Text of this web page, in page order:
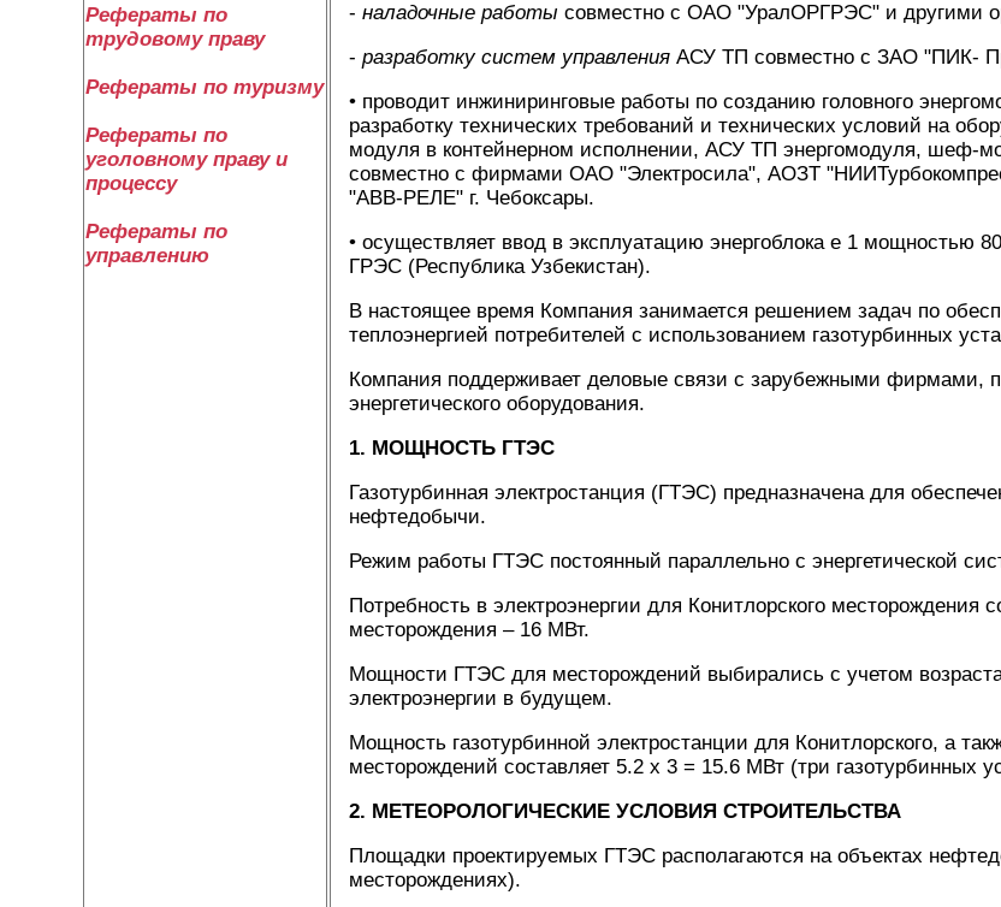
Рефераты по
трудовому праву
Рефераты по туризму
Рефераты по
уголовному праву и
процессу
Рефераты по
управлению
- наладочные работы совместно с ОАО "УралОРГРЭС" и другими
- разработку систем управления АСУ ТП совместно с ЗАО "ПИК-
• проводит инжиниринговые работы по созданию головного
разработку технических требований и технических условий на
модуля в контейнерном исполнении, АСУ ТП энергомодуля, шеф-
совместно с фирмами ОАО "Электросила", АОЗТ
"АВВ-РЕЛЕ" г. Чебоксары.
• осуществляет ввод в эксплуатацию энергоблока е 1 мощностью
ГРЭС (Республика Узбекистан).
В настоящее время Компания занимается решением задач по
теплоэнергией потребителей с использованием газотурбинных
Компания поддерживает деловые связи с зарубежными фирмами,
энергетического оборудования.
1. МОЩНОСТЬ ГТЭС
Газотурбинная электростанция (ГТЭС) предназначена для
нефтедобычи.
Режим работы ГТЭС постоянный параллельно с энергетической
Потребность в электроэнергии для Конитлорского месторождения
месторождения – 16 МВт.
Мощности ГТЭС для месторождений выбирались с учетом
электроэнергии в будущем.
Мощность газотурбинной электростанции для Конитлорского, а
месторождений составляет 5.2 х 3 = 15.6 МВт (три газотурбинных
2. МЕТЕОРОЛОГИЧЕСКИЕ УСЛОВИЯ СТРОИТЕЛЬСТВА
Площадки проектируемых ГТЭС располагаются на объектах
месторождениях).